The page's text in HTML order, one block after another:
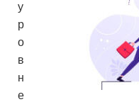
у
р
о
в
н
е